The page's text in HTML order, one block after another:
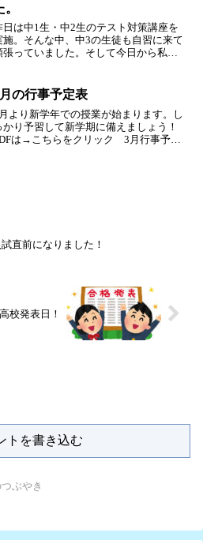
。
日は中1生・中2生のテスト対策講座を
施。そんな中、中3の生徒も自習に来て
張っていました。そして今日から私立
がなくなって少しは受験生の負担も減
ましたが、相変...
の行事予定表
より新学年での授業が始まります。し
かり予習して新学期に備えましょう！
は→こちらをクリック 3月行事予定
試直前になりました！
校発表日！
トを書き込む
ぶやき